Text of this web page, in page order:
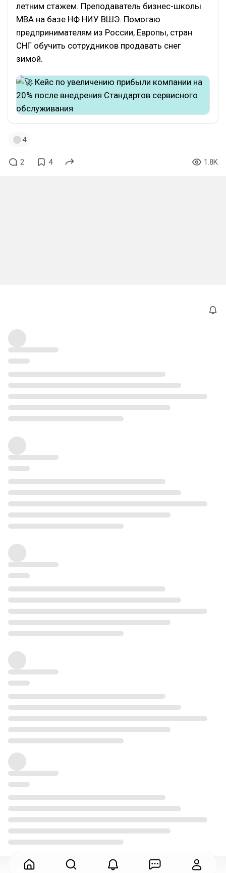
летним стажем. Преподаватель бизнес-школы
MBA на базе НФ НИУ ВШЭ. Помогаю
предпринимателям из России, Европы, стран
СНГ обучить сотрудников продавать снег
зимой.
4
2 4 1.8K